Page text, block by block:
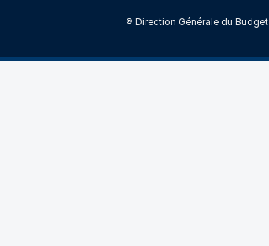
® Direction Générale du Budget